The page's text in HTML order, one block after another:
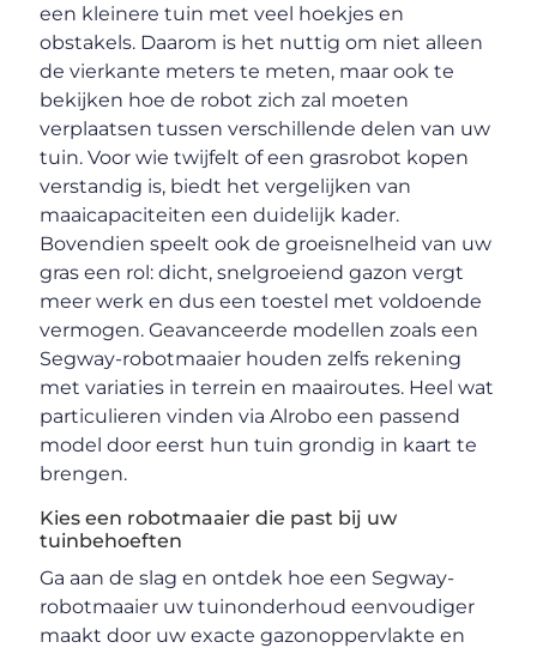
een kleinere tuin met veel hoekjes en
obstakels. Daarom is het nuttig om niet alleen
de vierkante meters te meten, maar ook te
bekijken hoe de robot zich zal moeten
verplaatsen tussen verschillende delen van uw
tuin. Voor wie twijfelt of een grasrobot kopen
verstandig is, biedt het vergelijken van
maaicapaciteiten een duidelijk kader.
Bovendien speelt ook de groeisnelheid van uw
gras een rol: dicht, snelgroeiend gazon vergt
meer werk en dus een toestel met voldoende
vermogen. Geavanceerde modellen zoals een
Segway-robotmaaier houden zelfs rekening
met variaties in terrein en maairoutes. Heel wat
particulieren vinden via Alrobo een passend
model door eerst hun tuin grondig in kaart te
brengen.
Kies een robotmaaier die past bij uw
tuinbehoeften
Ga aan de slag en ontdek hoe een Segway-
robotmaaier uw tuinonderhoud eenvoudiger
maakt door uw exacte gazonoppervlakte en